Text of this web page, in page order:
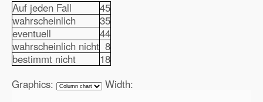
Auf jeden Fall
45
wahrscheinlich
35
eventuell
44
wahrscheinlich nicht 8
bestimmt nicht
18
Graphics:
Width: